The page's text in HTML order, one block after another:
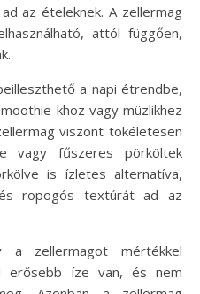
az ételeknek. A zellermag
attól függően,
a napi étrendbe,
khoz vagy müzlikhez
viszont tökéletesen
vagy fűszeres pörköltek
is ízletes alternatíva,
ropogós textúrát ad az
a zellermagot mértékkel
erősebb íze van, és nem